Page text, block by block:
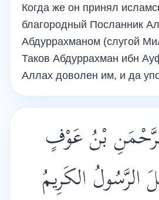
Когда же он принял
благородный Посланник
Абдуррахманом (слугой
Таков Абдуррахман ибн
Аллах доволен им, и да
بْنُ عَوْفٍ
الكَرِيمُ